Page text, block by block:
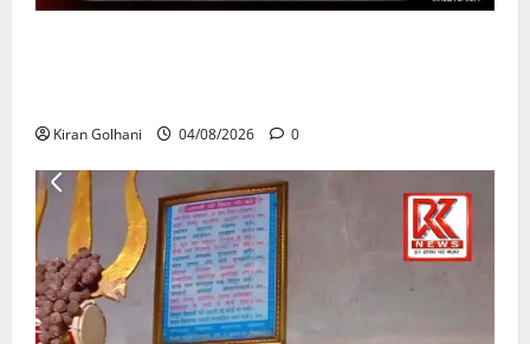
Kiran Golhani 04/08/2026 0